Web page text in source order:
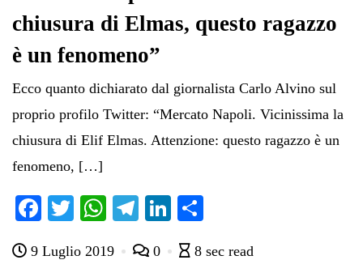
chiusura di Elmas, questo ragazzo
è un fenomeno”
Ecco quanto dichiarato dal giornalista Carlo Alvino sul
proprio profilo Twitter: “Mercato Napoli. Vicinissima la
chiusura di Elif Elmas. Attenzione: questo ragazzo è un
fenomeno, […]
Fa
bo
T
tte
W
ts
Te
gr
Li
ed di
9 Luglio 2019 0 8 sec read